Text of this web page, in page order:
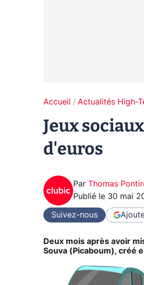
Accueil Actualités High-
Jeux
d'euros
Par Thomas
Publié le 30 mai
Suivez-nous
Deux mois après avoir
Souva (Picaboum), créé